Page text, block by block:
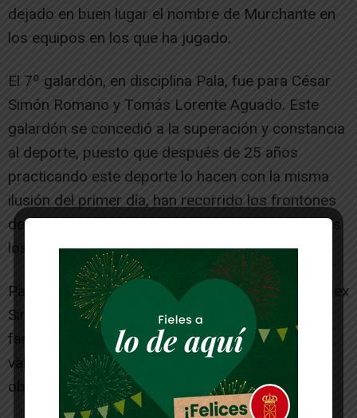
dejado en buen lugar el nombre de Murchante en
los equipos en los que ha jugado.
El 7º galardón, en disciplina Pala, fue para César
Simón Romano y Tomás Lorente Aguado. Este
galardón se concedió a la superación y constancia
al deporte, puesto que después de 25 años
practicando este deporte lo hacen con la misma
ilusión del primer día, han recorrido los frontones
de media navarra con su ilusión y bromas a todos
los rivales y amigos.
Para terminar el acto, el Concejal de Deportes, Alex
Simón, quiso dar la gracias a los galardonado,
familiares y asistentes. También recordó los
valores del deporte y animó a todos a lograr sus
objetivo.